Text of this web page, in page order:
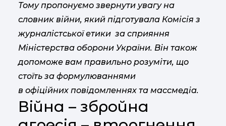
Тому пропонуємо звернути увагу на
словник війни, який підготувала Комісія з
журналістської етики за сприяння
Міністерства оборони України. Він також
допоможе вам правильно розуміти, що
стоїть за формулюваннями
в офіційних повідомленнях та массмедіа.
Війна – збройна